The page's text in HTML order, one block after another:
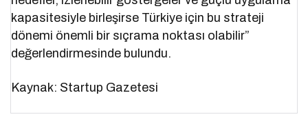
kapasitesiyle birleşirse Türkiye için bu strateji
dönemi önemli bir sıçrama noktası olabilir”
değerlendirmesinde bulundu.
Kaynak: Startup Gazetesi